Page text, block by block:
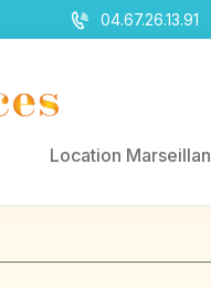
04.67.26.13.91
Location Marseillan